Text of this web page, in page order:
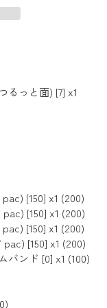
るっと面) [7] x1
[150] x1 (200)
[150] x1 (200)
[150] x1 (200)
[150] x1 (200)
バンド [0] x1 (100)